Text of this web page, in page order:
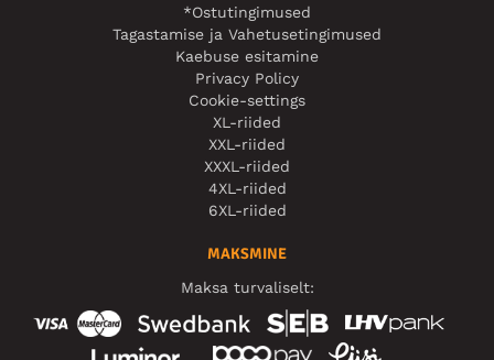
*Ostutingimused
Tagastamise ja Vahetusetingimused
Kaebuse esitamine
Privacy Policy
Cookie-settings
XL-riided
XXL-riided
XXXL-riided
4XL-riided
6XL-riided
MAKSMINE
Maksa turvaliselt: